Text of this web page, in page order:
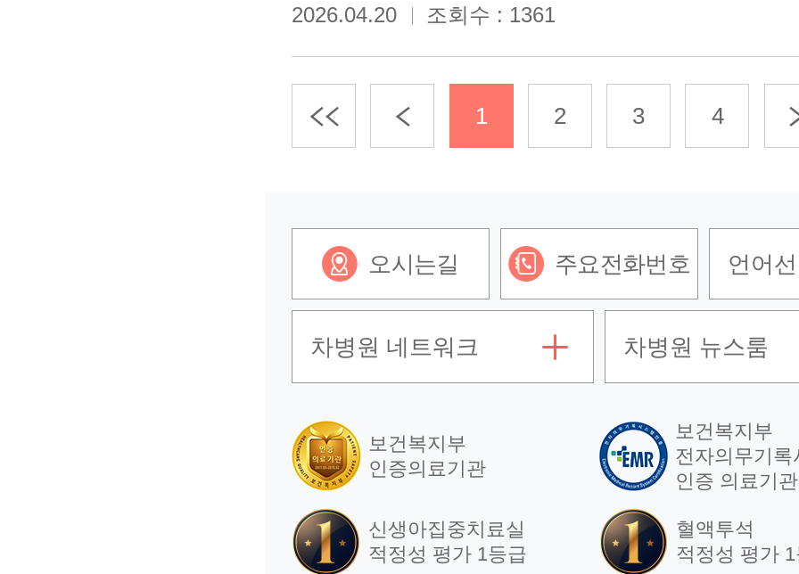
2026.04.20 조회수 : 1361
1 2 3 4
오시는길 주요전화번호 언어
차병원 네트워크 차병원 뉴스룸
보건복지부
인증의료기관
보건복지부
전자의무기록
인증 의료기관
신생아집중치료실
적정성 평가 1등급
혈액투석
적정성 평가